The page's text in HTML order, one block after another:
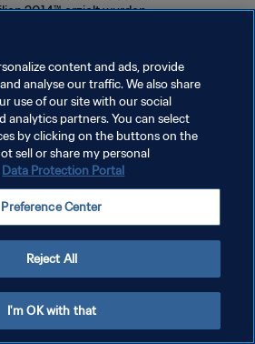
2014™ erzielt wurden.
content and ads, provide
analyse our traffic. We also share
use of our site with our social
analytics partners. You can select
by clicking on the buttons on the
sell or share my personal
Data Protection Portal
Preference Center
Reject All
I'm OK with that